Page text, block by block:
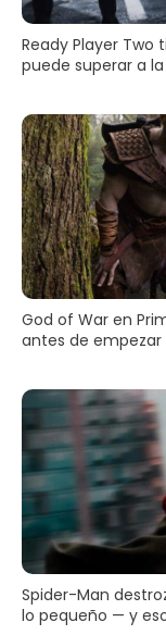
Ready Player
puede superar a
God of War en
antes de empezar
Spider-Man
lo pequeño — y